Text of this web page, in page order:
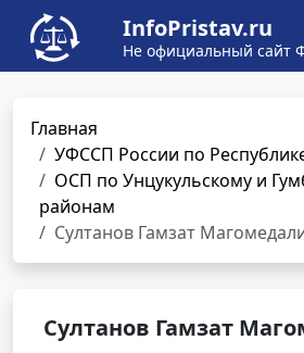
InfoPristav.ru
Не официальный сайт
Главная
УФССП России по
ОСП по Унцукульскому и
районам
Султанов Гамзат
Султанов Гамзат